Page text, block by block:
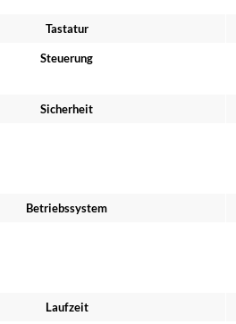
Tastatur
Steuerung
Sicherheit
Betriebssystem
Laufzeit